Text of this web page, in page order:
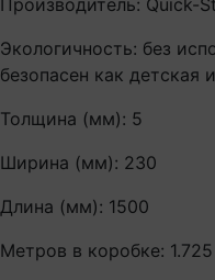
Экологичность: без
безопасен как детская
Толщина (мм): 5
Ширина (мм): 230
Длина (мм): 1500
Метров в коробке: 1.725